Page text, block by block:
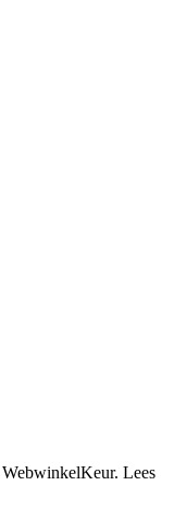
WebwinkelKeur. Lees